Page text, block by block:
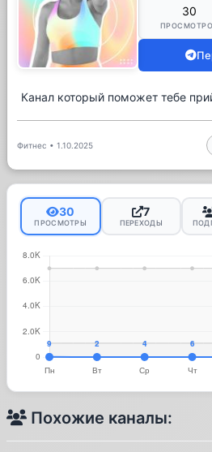
30
Канал который поможет тебе
Фитнес • 1.10.2025
30
ПРОСМОТРЫ
7
ПЕРЕХОДЫ
Похожие каналы: